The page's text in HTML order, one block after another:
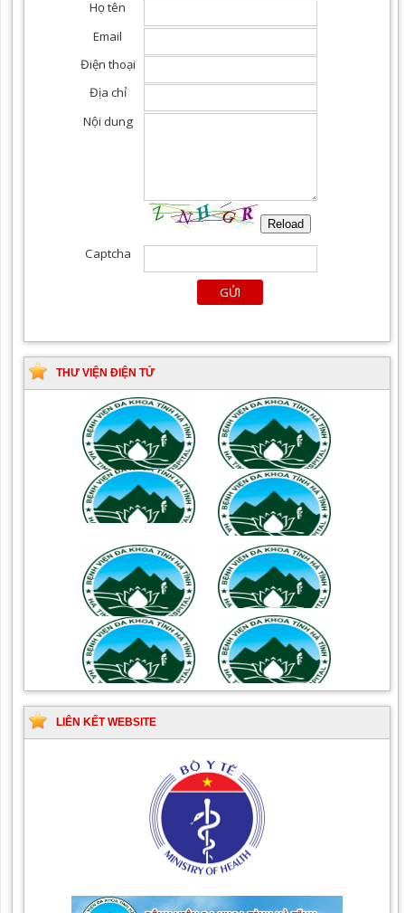
THƯ VIỆN ĐIỆN TỬ
Tài liệu Hướng dẫn
phòng ngừa nhiễm
khuẩn vết mổ
Hướng dẫn chẩn đoán và
điều trị một số bệnh
truyền nhiễm
Hướng dẫn quy trình kỹ
thuật Chuyên khoa Phẫu
thuật Tiết niệu
Hướng dẫn Quy trình kỹ
thuật Nhi khoa
LIÊN KẾT WEBSITE